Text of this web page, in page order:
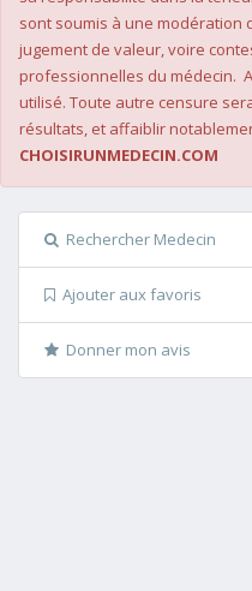
sont soumis à une modération
jugement de valeur, voire
professionnelles du médecin.
utilisé. Toute autre censure
résultats, et affaiblir
CHOISIRUNMEDECIN.COM
Rechercher Medecin
Ajouter aux favoris
Donner mon avis